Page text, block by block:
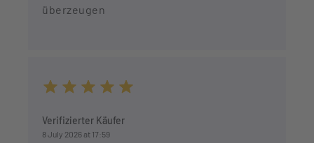
überzeugen
Verifizierter Käufer
8 July 2026 at 17:59